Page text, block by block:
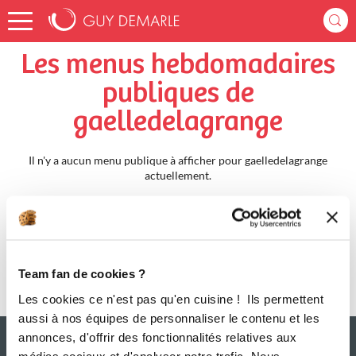
Team fan de cookies ?
Les cookies ce n'est pas qu'en cuisine ! Ils permettent
aussi à nos équipes de personnaliser le contenu et les
annonces, d'offrir des fonctionnalités relatives aux
Accueil gaelledelagrange
Les menus hebdomadaires
publiques de
gaelledelagrange
Il n'y a aucun menu publique à afficher pour gaelledelagrange
actuellement.